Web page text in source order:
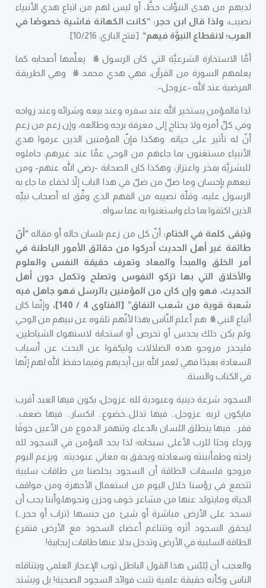
لديهم من هدى النبوَّات حظَّ، أو ليس لهم من اتباع هدي الأنبياء
نصيب، ولذا قال ابن حجر : “كانت الكهانة فاشية خصوصًا في
العرب؛ لانقطاع النبوَّة فيهم“
. [فتح الباري: 10/216].
أمَّا الاستخارة الشرعيَّة التي كان الرسول ﷺ يعلِّمها أصحابه كما
يعلمهم السورة من القرآن، فهي هدي محمد ﷺ وهي الطريقة
المرضية عند الله -عزوجل-.
لذا فالمؤمن يستخير الله عند سفره وعند بيعه وشرائه وعند زواجه
وفي كلِّ أمره ولا يحتاج إلى معرفة برجه وطالعه، وإن زعم من زعم
أنّ له تأثير على حياته
وهكذا فإنّ المؤمنين الذين عرفوا هدي
الأنبياء مستغنون بما جاءهم من الوحي عمَّا عند غيرهم، حاملوه
للبشريَّة بفخر واعتزاز، وهكذا كان الصحابة -رضي الله عنهم- ومن
تبعهم بإحسان وما ضلّ من ضلّ في هذا الباب إلاّ لخفاء ما جاء به
الرسول عليه، وقلّة نصيبه من الفهم الذي وفِّق له أصحاب نبيِّه
الذين اكتفوا بما جاء واستغنوا به عما سواه
وتبقى كلمة في الختام: أنّ كل من زعم بلسان حاله أو مقاله“أنّ
طائفة غير أهل الحديث أدركوا من حقائق الأمور الباطنة في
أمر الخلق والمبدأ والمعاد وتعرف حقيقة النفس والعلوم
والأخلاق التي بها تزكو النفوس وتصلح وتكمل دون أهل
الحديث، فهو وإن كان من المؤمنين بالرسل فهو جاهل فيه
شعبة قوية من شعب النفاق” [الفتاوى ، وإنّما كان
أتباع النبي ﷺ هم أعلم النّاس بهذا لأنّهم تلقوه عن نبيهم من الوحي
ولم يكن ذلك بحدس أو تخرص أو استجابة لاستهواء الشياطين،
فليحذر مروجو هذه الضلالات وليكفوا عن البحث عن أسباب
السعادة بعيدًا فهي لعمر الله بين أيديهم وفيما حفظ الله لهم إنّها
في الكتاب والسنة
السجود شرعة دينية وعبودية لله عزوجل، يكون فيها العبد أقرب
مايكون لربه عزوجل.. فيها تذلل.. خضوع.. انكسار فيها ضعف
فقر
فيها ينطلق اللسان بالدعاء، وتنهمر الدموع من الأعين خوفًا
ورجاء وحبًا للرب الأعلى سبحانه؛ لذا يجد المؤمن في السجود لله
راحته وطمأنينته وسعادته ويحقق به معاني عبوديته
ويزعم اليوم
مروجو فلسفات الطاقة أن السجود يخلصنا من طاقات سلبية
تتجمع في رؤسنا خلال اليوم من استعمال الأجهزة ومن مواقف
الحياة ومايتولد عنها من مشاعر خوف وحزن ونحوها،وأننا يجب أن
نسجد على الأرض مباشرة أو شيئ من جنسها (تراب أو حجر …)
ليحقق السجود أثره وتتناغم أعضاء السجود مع الأرض فتفرغ
الطاقة السلبية في الأرض وتدخل بدلا عنها طاقات إيجابية!
والعجب أن يُلبّس هذا القول الباطل ثوب الإعجاز العلمي ويتناقله
الناس وكأنه حقيقة علمية تثبت فوائد السجود الصحية! بل ويشتد